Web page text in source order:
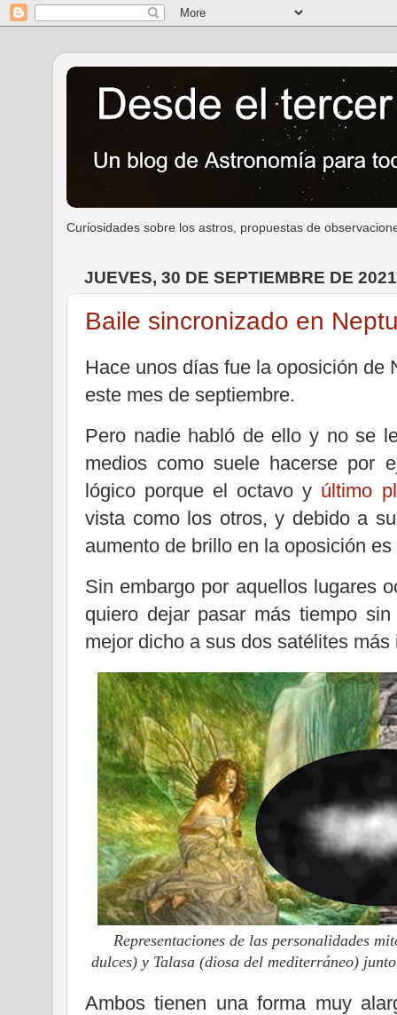
Curiosidades sobre los astros, propuestas de
JUEVES, 30 DE SEPTIEMBRE DE 2021
Baile sincronizado en
Hace unos días fue la oposición de
este mes de septiembre.
Pero nadie habló de ello y no se
medios como suele hacerse por
lógico porque el octavo y último
vista como los otros, y debido a
aumento de brillo en la oposición
Sin embargo por aquellos lugares
quiero dejar pasar más tiempo
mejor dicho a sus dos satélites
Representaciones de las personalidades
dulces) y Talasa (diosa del mediterráneo)
Ambos tienen una forma muy